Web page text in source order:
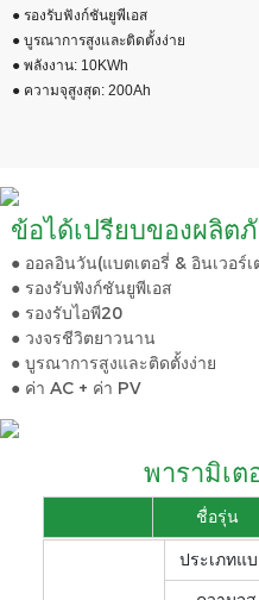
● รองรับฟังก์ชันยูพีเอส
● บูรณาการสูงและติดตั้งง่าย
● พลังงาน: 10KWh
● ความจุสูงสุด: 200Ah
ข้อได้เปรียบของผลิ
● ออลอินวัน(แบตเตอรี่ & อินเวอร์เ
● รองรับฟังก์ชันยูพีเอส
● รองรับไอพี20
● วงจรชีวิตยาวนาน
● บูรณาการสูงและติดตั้งง่าย
● ค่า AC + ค่า PV
พารามิเ
ชื่อรุ่น
ประเภทแ